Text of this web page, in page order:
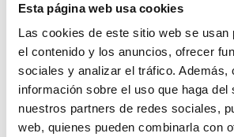
Esta página web usa cookies
Las cookies de este sitio web se usan
el contenido y los anuncios, ofrecer
sociales y analizar el tráfico. Además,
información sobre el uso que haga del
nuestros partners de redes sociales,
web, quienes pueden combinarla con
maig, 2025
Per mes